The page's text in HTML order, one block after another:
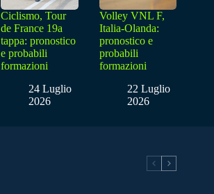
Ciclismo, Tour
de France 19a
tappa: pronostico
e probabili
formazioni
24 Luglio
2026
Volley VNL F,
Italia-Olanda:
pronostico e
probabili
formazioni
22 Luglio
2026